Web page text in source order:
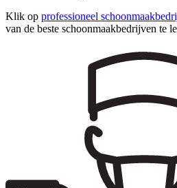
Klik op professioneel
van de beste schoonmaakbedrijven te